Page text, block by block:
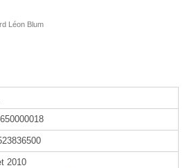
Léon Blum
2010